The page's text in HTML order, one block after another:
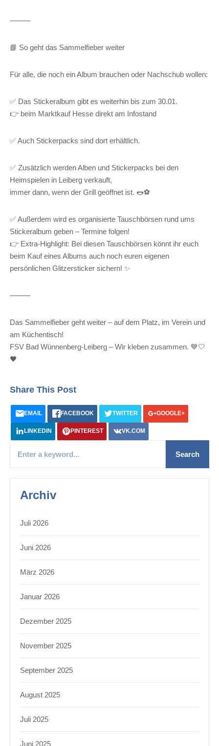
⸻
📘 So geht das Sammelfieber weiter
Für alle, die noch ein Album brauchen oder Nachschub wollen:
✅ Das Stickeralbum gibt es weiterhin bis zum 30.01.
👉 beim Marktkauf Hesse direkt am Infostand
✅ Auch Stickerpacks sind dort erhältlich.
✅ Zusätzlich werden Alben und Stickerpacks bei den
Heimspielen in Leiberg verkauft,
immer dann, wenn der Grill geöffnet ist. 🌭⚽
✅ Außerdem wird es organisierte Tauschbörsen rund ums
Stickeralbum geben – Termine folgen!
👉 Extra-Highlight: Bei diesen Tauschbörsen könnt ihr euch
beim Kauf eines Albums auch noch euren eigenen
persönlichen Glitzersticker sichern! ✨
⸻
Das Sammelfieber geht weiter – auf dem Platz, im Verein und
am Küchentisch!
FSV Bad Wünnenberg-Leiberg – Wir kleben zusammen. 💙🤍
🖤
Share This Post
EMAIL FACEBOOK TWITTER GOOGLE+
LINKEDIN PINTEREST VK.COM
Archiv
Juli 2026
Juni 2026
März 2026
Januar 2026
Dezember 2025
November 2025
September 2025
August 2025
Juli 2025
Juni 2025